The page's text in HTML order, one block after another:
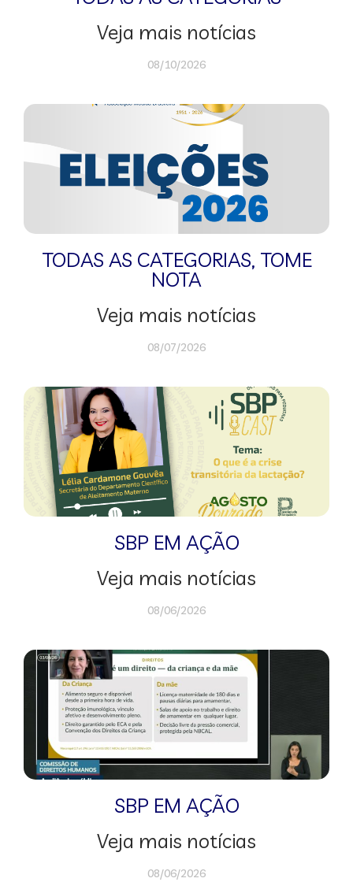
Veja mais notícias
08/10/2026
TODAS AS CATEGORIAS, TOME
NOTA
Veja mais notícias
08/07/2026
SBP EM AÇÃO
Veja mais notícias
08/06/2026
SBP EM AÇÃO
Veja mais notícias
08/06/2026